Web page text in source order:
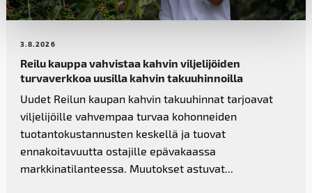
3.8.2026
Reilu kauppa vahvistaa kahvin­ viljelijöiden
turvaverkkoa uusilla kahvin takuuhinnoilla
Uudet Reilun kaupan kahvin takuuhinnat tarjoavat
viljelijöille vahvempaa turvaa kohonneiden
tuotantokustannusten keskellä ja tuovat
ennakoitavuutta ostajille epävakaassa
markkinatilanteessa. Muutokset astuvat...